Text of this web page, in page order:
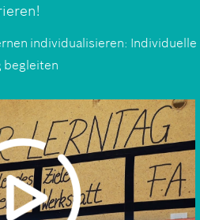
individualisieren: Individuelle
begleiten